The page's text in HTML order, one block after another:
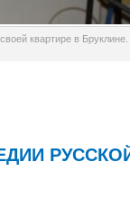
квартире в Бруклине.